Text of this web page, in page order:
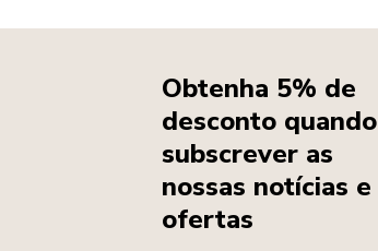
Obtenha 5% de
desconto quando
subscrever as
nossas notícias e
ofertas